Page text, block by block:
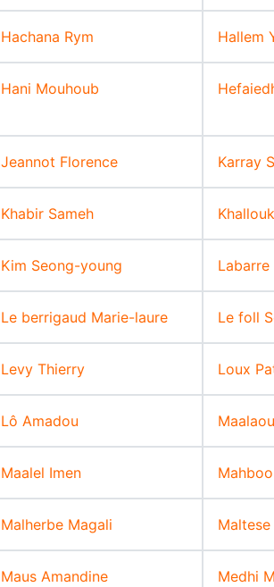
Hachana Rym Hallem
Hani Mouhoub
Jeannot Florence Karray
Khabir Sameh
Kim Seong-young Labarre
Le berrigaud Marie-laure Le foll
Levy Thierry Loux
Lô Amadou
Maalel Imen
Malherbe Magali
Maus Amandine Medhi